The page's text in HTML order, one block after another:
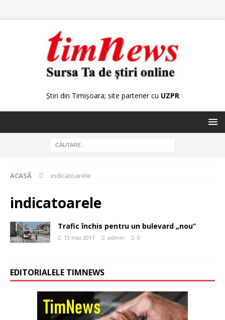
Știri din Timișoara; site partener cu UZPR
ACASĂ indicatoarele
indicatoarele
Trafic închis pentru un bulevard „nou”
13 mai 2011 admin 0
EDITORIALELE TIMNEWS